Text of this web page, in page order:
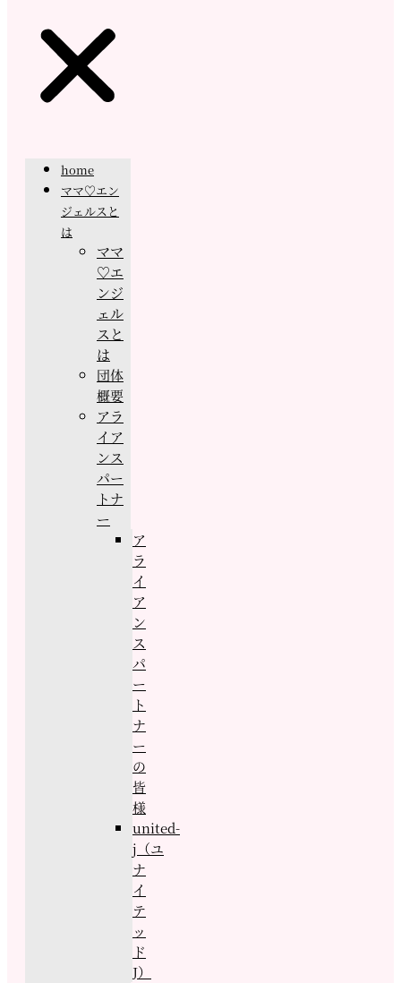
home
ママ♡エン
ジェルスと
は
ママ
♡エ
ンジ
ェル
スと
は
団体
概要
アラ
イア
ンス
パー
トナ
ー
ア
ラ
イ
ア
ン
ス
パ
ー
ト
ナ
ー
の
皆
様
united-
j（ユ
ナ
イ
テ
ッ
ド
J）